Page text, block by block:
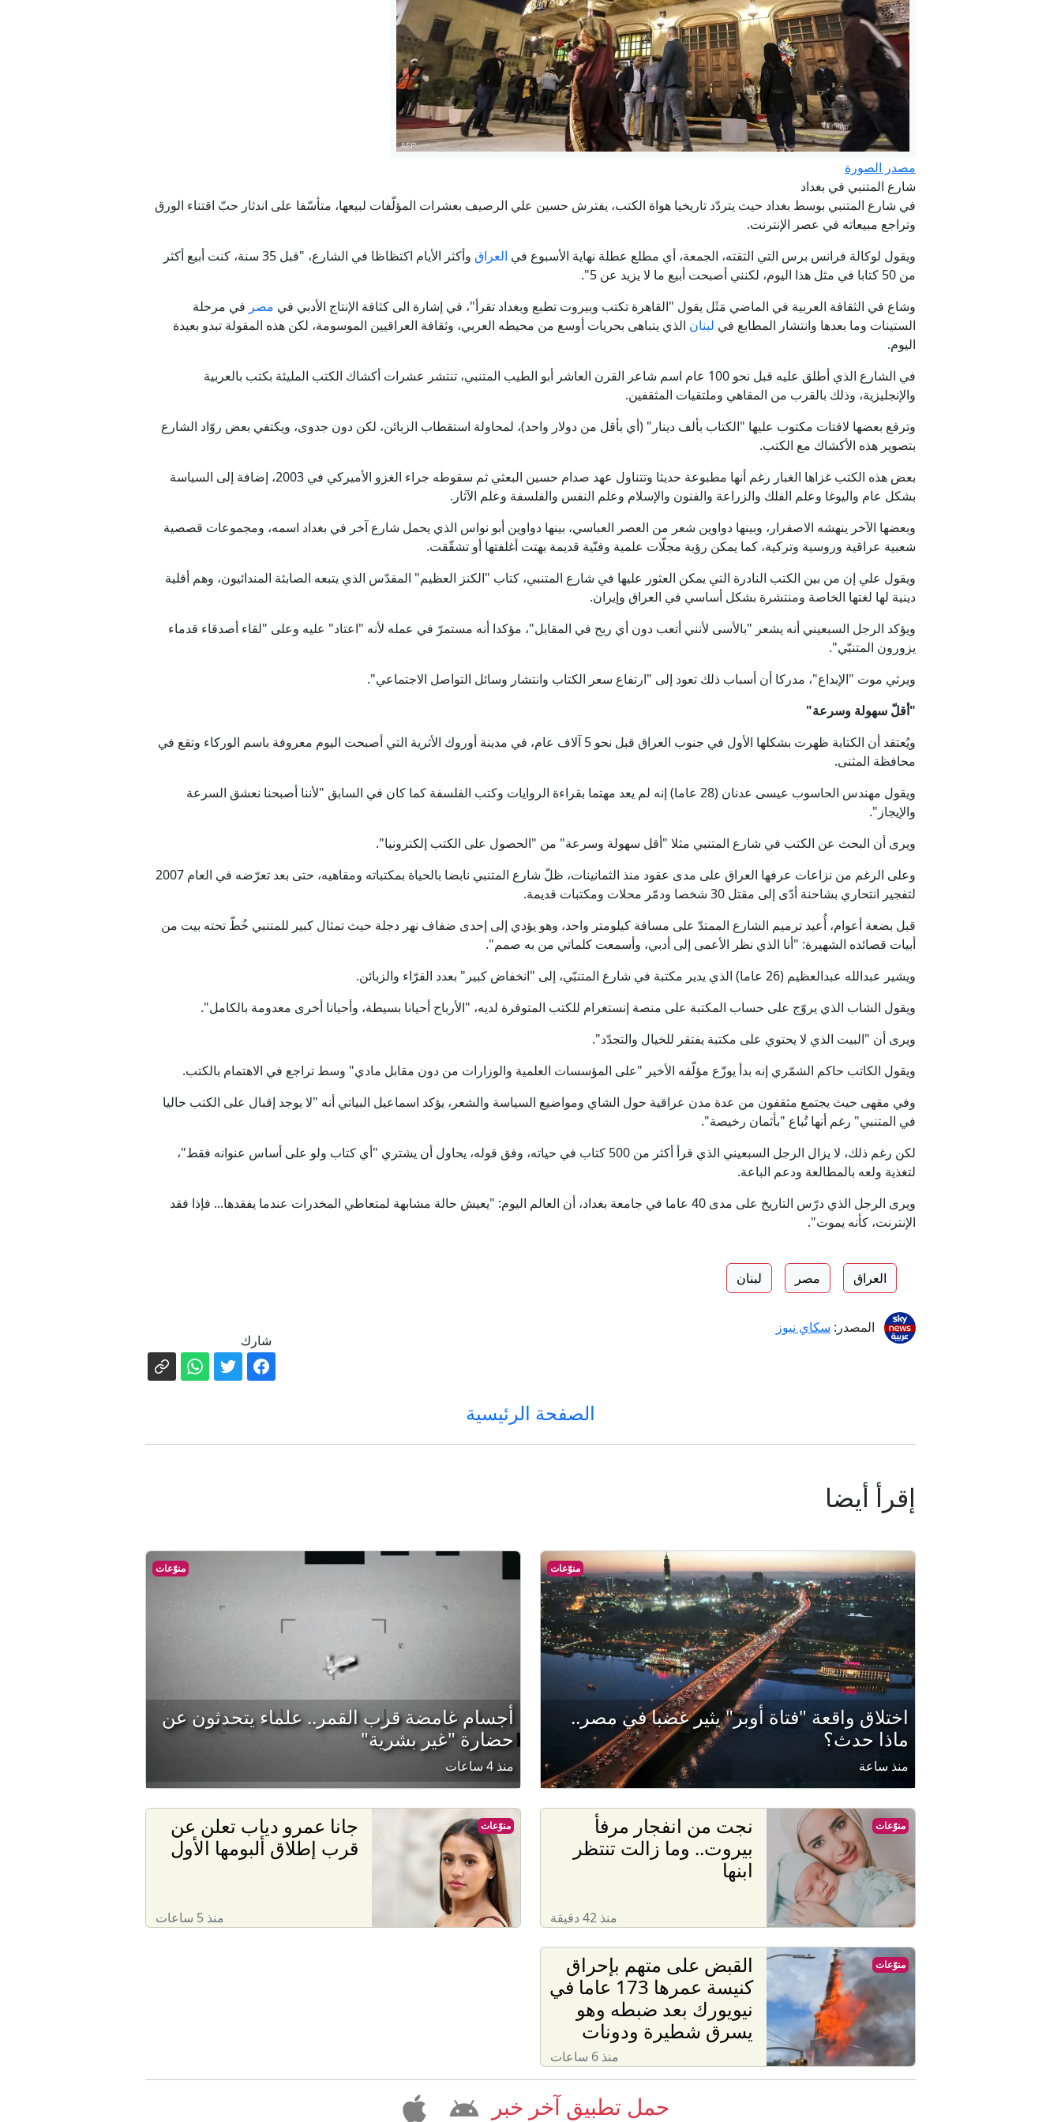
مختار لـRT: لقاء مرتقب بين عقيلة صالح وتكالة والمنفي لبلورة مبادرة الرئاسات الثلاث وتوحيد المسارات
واشنطن بوست: اشتباك بين ترامب وهيغسيث في كامب ديفيد بسبب أزمة الذخائر والصواريخ والحرب مع إيران
الحوثيون يعلنون إصابة ناقلة نفط سعودية ثانية في خليج عدن
حصر السلاح في العراق.. مسارات متعثرة ولحظة حسم مصيرية
مصدر الصورة
شارع المتنبي في بغداد
في شارع المتنبي بوسط بغداد حيث يتردّد تاريخيا هواة الكتب، يفترش حسين علي الرصيف بعشرات المؤلّفات لبيعها، متأسّفا على اندثار حبّ اقتناء الورق
وتراجع مبيعاته في عصر الإنترنت.
ويقول لوكالة فرانس برس التي التقته، الجمعة، أي مطلع عطلة نهاية الأسبوع في العراق
وأكثر الأيام اكتظاظا في الشارع، "قبل 35 سنة، كنت أبيع أكثر
من 50 كتابا في مثل هذا اليوم، لكنني أصبحت أبيع ما لا يزيد عن 5".
وشاع في الثقافة العربية في الماضي مَثَل يقول "القاهرة تكتب وبيروت تطبع وبغداد تقرأ"، في إشارة الى كثافة الإنتاج الأدبي في مصر في مرحلة
الستينات وما بعدها وانتشار المطابع في لبنان الذي يتباهى بحريات أوسع من محيطه العربي، وثقافة العراقيين الموسومة، لكن هذه المقولة تبدو بعيدة
اليوم.
في الشارع الذي أطلق عليه قبل نحو 100 عام اسم شاعر القرن العاشر أبو الطيب المتنبي، تنتشر عشرات أكشاك الكتب المليئة بكتب بالعربية
والإنجليزية، وذلك بالقرب من المقاهي وملتقيات المثقفين.
وترفع بعضها لافتات مكتوب عليها "الكتاب بألف دينار" (أي بأقل من دولار واحد)، لمحاولة استقطاب الزبائن، لكن دون جدوى، ويكتفي بعض روّاد الشارع
بتصوير هذه الأكشاك مع الكتب.
بعض هذه الكتب غزاها الغبار رغم أنها مطبوعة حديثا وتتناول عهد صدام حسين البعثي ثم سقوطه جراء الغزو الأميركي في 2003، إضافة إلى السياسة
بشكل عام واليوغا وعلم الفلك والزراعة والفنون والإسلام وعلم النفس والفلسفة وعلم الآثار.
وبعضها الآخر ينهشه الاصفرار، وبينها دواوين شعر من العصر العباسي، بينها دواوين أبو نواس الذي يحمل شارع آخر في بغداد اسمه، ومجموعات قصصية
شعبية عراقية وروسية وتركية، كما يمكن رؤية مجلّات علمية وفنّية قديمة بهتت أغلفتها أو تشقّقت.
ويقول علي إن من بين الكتب النادرة التي يمكن العثور عليها في شارع المتنبي، كتاب "الكنز العظيم" المقدّس الذي يتبعه الصابئة المندائيون، وهم أقلية
دينية لها لغتها الخاصة ومنتشرة بشكل أساسي في العراق وإيران.
ويؤكد الرجل السبعيني أنه يشعر "بالأسى لأنني أتعب دون أي ربح في المقابل"، مؤكدا أنه مستمرّ في عمله لأنه "اعتاد" عليه وعلى "لقاء أصدقاء قدماء
يزورون المتنبّي".
ويرثي موت "الإبداع"، مدركا أن أسباب ذلك تعود إلى "ارتفاع سعر الكتاب وانتشار وسائل التواصل الاجتماعي".
"أقلّ سهولة وسرعة"
ويُعتقد أن الكتابة ظهرت بشكلها الأول في جنوب العراق قبل نحو 5 آلاف عام، في مدينة أوروك الأثرية التي أصبحت اليوم معروفة باسم الوركاء وتقع في
محافظة المثنى.
ويقول مهندس الحاسوب عيسى عدنان (28 عاما) إنه لم يعد مهتما بقراءة الروايات وكتب الفلسفة كما كان في السابق "لأننا أصبحنا نعشق السرعة
والإيجاز".
ويرى أن البحث عن الكتب في شارع المتنبي مثلا "أقل سهولة وسرعة" من "الحصول على الكتب إلكترونيا".
وعلى الرغم من نزاعات عرفها العراق على مدى عقود منذ الثمانينات، ظلّ شارع المتنبي نابضا بالحياة بمكتباته ومقاهيه، حتى بعد تعرّضه في العام 2007
لتفجير انتحاري بشاحنة أدّى إلى مقتل 30 شخصا ودمّر محلات ومكتبات قديمة.
قبل بضعة أعوام، أُعيد ترميم الشارع الممتدّ على مسافة كيلومتر واحد، وهو يؤدي إلى إحدى ضفاف نهر دجلة حيث تمثال كبير للمتنبي خُطّ تحته بيت من
أبيات قصائده الشهيرة: "أنا الذي نظر الأعمى إلى أدبي، وأسمعت كلماتي من به صمم".
ويشير عبدالله عبدالعظيم (26 عاما) الذي يدير مكتبة في شارع المتنبّي، إلى "انخفاض كبير" بعدد القرّاء والزبائن.
ويقول الشاب الذي يروّج على حساب المكتبة على منصة إنستغرام للكتب المتوفرة لديه، "الأرباح أحيانا بسيطة، وأحيانا أخرى معدومة بالكامل".
ويرى أن "البيت الذي لا يحتوي على مكتبة يفتقر للخيال والتجدّد".
ويقول الكاتب حاكم الشمّري إنه بدأ يوزّع مؤلّفه الأخير "على المؤسسات العلمية والوزارات من دون مقابل مادي" وسط تراجع في الاهتمام بالكتب.
وفي مقهى حيث يجتمع مثقفون من عدة مدن عراقية حول الشاي ومواضيع السياسة والشعر، يؤكد اسماعيل البياتي أنه "لا يوجد إقبال على الكتب حاليا
في المتنبي" رغم أنها تُباع "بأثمان رخيصة".
لكن رغم ذلك، لا يزال الرجل السبعيني الذي قرأ أكثر من 500 كتاب في حياته، وفق قوله، يحاول أن يشتري "أي كتاب ولو على أساس عنوانه فقط"،
لتغذية ولعه بالمطالعة ودعم الباعة.
ويرى الرجل الذي درّس التاريخ على مدى 40 عاما في جامعة بغداد، أن العالم اليوم: "يعيش حالة مشابهة لمتعاطي المخدرات عندما يفقدها... فإذا فقد
الإنترنت، كأنه يموت".
العراق مصر لبنان
المصدر: سكاي نيوز
شارك
الصفحة الرئيسية
إقرأ أيضا
منوّعات
اختلاق واقعة "فتاة أوبر" يثير غضبا في مصر..
ماذا حدث؟
منذ ساعة
منوّعات
أجسام غامضة قرب القمر.. علماء يتحدثون عن
حضارة "غير بشرية"
منذ 4 ساعات
نجت من انفجار مرفأ
بيروت.. وما زالت تنتظر
ابنها
منذ 42 دقيقة
منوّعات
جانا عمرو دياب تعلن عن
قرب إطلاق ألبومها الأول
منذ 5 ساعات
منوّعات
القبض على متهم بإحراق
كنيسة عمرها 173 عاما في
نيويورك بعد ضبطه وهو
يسرق شطيرة ودونات
منذ 6 ساعات
منوّعات
حمل تطبيق آخر خبر